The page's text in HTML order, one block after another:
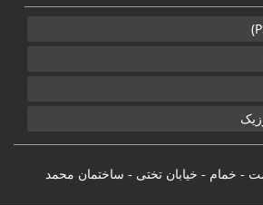
- خمام - خیابان تختی - ساختمان محمد